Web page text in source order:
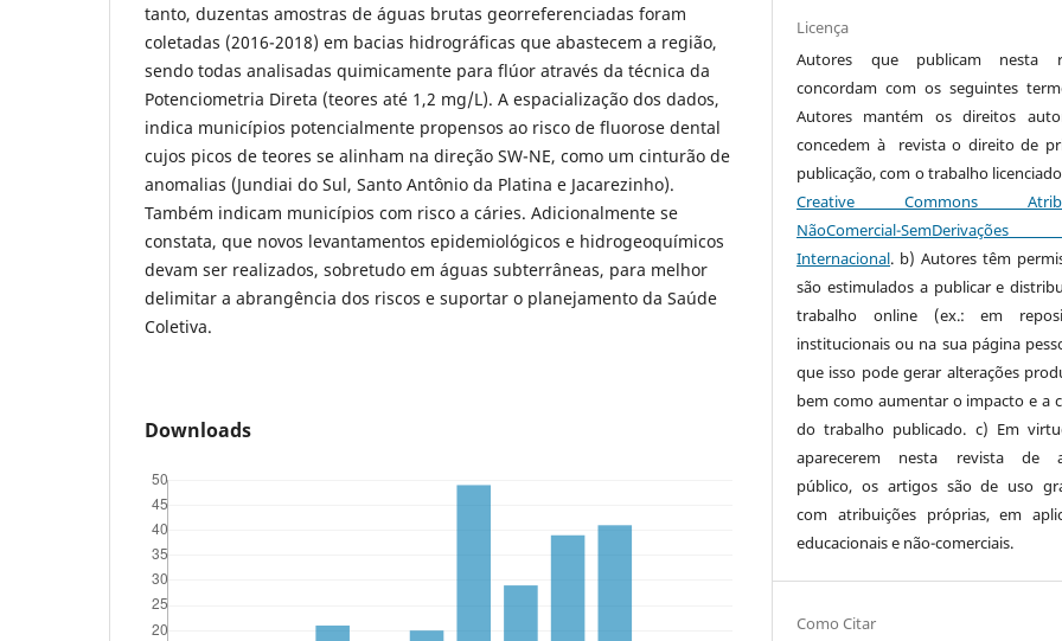
tanto, duzentas amostras de águas brutas georreferenciadas foram
coletadas (2016-2018) em bacias hidrográficas que abastecem a região,
sendo todas analisadas quimicamente para flúor através da técnica da
Potenciometria Direta (teores até 1,2 mg/L). A espacialização dos dados,
indica municípios potencialmente propensos ao risco de fluorose dental
cujos picos de teores se alinham na direção SW-NE, como um cinturão de
anomalias (Jundiai do Sul, Santo Antônio da Platina e Jacarezinho).
Também indicam municípios com risco a cáries. Adicionalmente se
constata, que novos levantamentos epidemiológicos e hidrogeoquímicos
devam ser realizados, sobretudo em águas subterrâneas, para melhor
delimitar a abrangência dos riscos e suportar o planejamento da Saúde
Coletiva.
Downloads
Licença
Autores que publicam nesta
concordam com os seguintes
Autores mantém os direitos
concedem à revista o direito de
publicação, com o trabalho
Creative Commons
NãoComercial-
Internacional. b) Autores têm
são estimulados a publicar e
trabalho online (ex.: em
institucionais ou na sua página
que isso pode gerar alterações
bem como aumentar o impacto e a
do trabalho publicado. c) Em
aparecerem nesta revista de
público, os artigos são de uso
com atribuições próprias, em
educacionais e não-comerciais.
Como Citar